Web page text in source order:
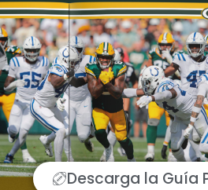
Descarga la Guía